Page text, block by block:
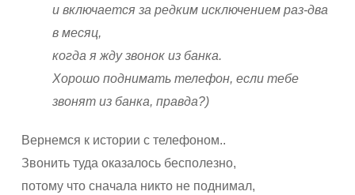
и включается за редким исключением раз-два
в месяц,
когда я жду звонок из банка.
Хорошо поднимать телефон, если тебе
звонят из банка, правда?)
Вернемся к истории с телефоном..
Звонить туда оказалось бесполезно,
потому что сначала никто не поднимал,